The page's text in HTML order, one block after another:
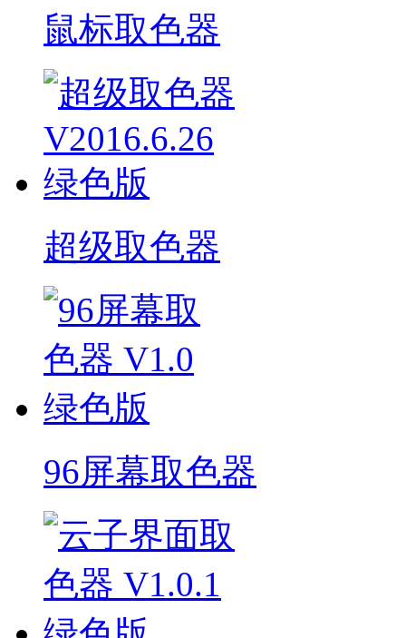
鼠标取色器
超级取色器
96屏幕取色器